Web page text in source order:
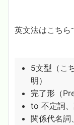
英文法はこちら
5文型（こ
明）
完了形（
to 不定詞
関係代名